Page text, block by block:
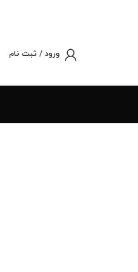
ورود / ثبت نام